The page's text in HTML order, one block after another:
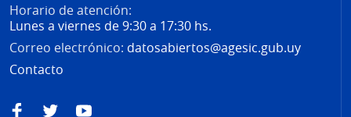
Horario de atención:
Lunes a viernes de 9:30 a 17:30 hs.
Correo electrónico: datosabiertos@agesic.gub.uy
Contacto
FacebookTwitterYouTube